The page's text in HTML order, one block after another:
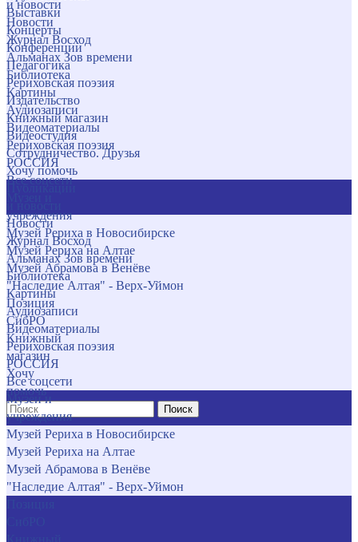
и новости
Новости
Журнал Восход
Альманах Зов времени
Библиотека
Картины
Аудиозаписи
Видеоматериалы
Рериховская поэзия
РОССИЯ
Все соцсети
учреждения
Музей Рериха в Новосибирске
Музей Рериха на Алтае
Музей Абрамова в Венёве
"Наследие Алтая" - Верх-Уймон
Позиция
СибРО
Книжный
магазин
Хочу
помочь
Поиск
Выставки
Концерты
Конференции
Педагогика
Рериховская поэзия
Издательство
Книжный магазин
Видеостудия
Сотрудничество. Друзья
Хочу помочь
Новости
Журнал Восход
Альманах Зов времени
Библиотека
Картины
Аудиозаписи
Видеоматериалы
Рериховская поэзия
РОССИЯ
Все соцсети
Музеи и
учреждения
Музей Рериха в Новосибирске
Музей Рериха на Алтае
Музей Абрамова в Венёве
"Наследие Алтая" - Верх-Уймон